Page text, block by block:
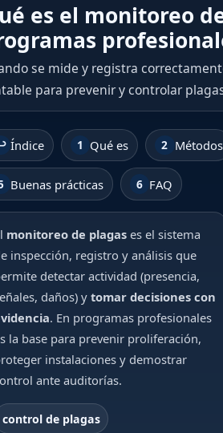
es el monitoreo
se mide y registra
para prevenir y controlar
Índice 1 Qué es 2 Métodos
Buenas prácticas 6 FAQ
monitoreo de plagas es el sistema
inspección, registro y análisis que
detectar actividad (presencia,
daños) ytomar decisiones con
. En programas profesionales
la base para prevenir proliferación,
instalaciones y demostrar
ante auditorías.
control de plagas